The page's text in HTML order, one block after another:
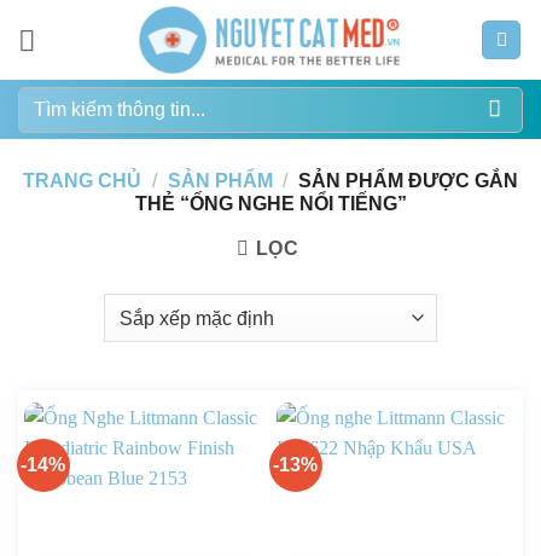
dung
Tìm
kiếm:
TRANG CHỦ / SẢN PHẨM / SẢN PHẨM ĐƯỢC GẮN
THẺ “ỐNG NGHE NỔI TIẾNG”
LỌC
-14% -13%